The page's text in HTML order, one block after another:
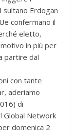
sultano Erdogan
confermano il
eletto,
in più per
partire dal
con tante
aderiamo
di
Global Network
domenica 2